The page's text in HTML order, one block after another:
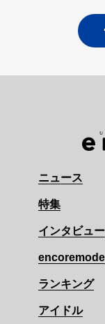
ニュース
特集
インタビュー
encoremode
ランキング
アイドル